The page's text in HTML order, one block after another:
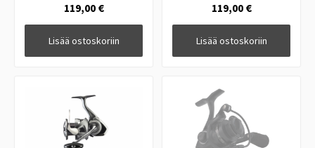
119,00 €
Lisää ostoskoriin
119,00 €
Lisää ostoskoriin